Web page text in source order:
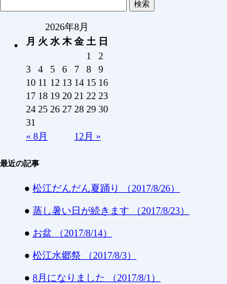
2026年8月
月 火 水 木 金 土 日
« 8月 12月 »
1
2
3
4 5 6 7 8
9
10 11 12 13 14 15 16
17 18 19 20 21 22 23
24 25 26 27 28 29 30
31
最近の記事
● 松江だんだん夏踊り （2017/8/26）
● 蒸し暑い日が続きます （2017/8/23）
● お盆 （2017/8/14）
● 松江水郷祭 （2017/8/3）
● 8月になりました （2017/8/1）